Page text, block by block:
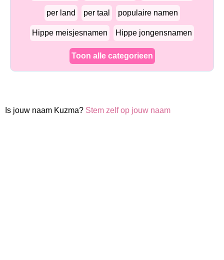
per land per taal populaire namen
Hippe meisjesnamen Hippe jongensnamen
Toon alle categorieen
Is jouw naam Kuzma? Stem zelf op jouw naam